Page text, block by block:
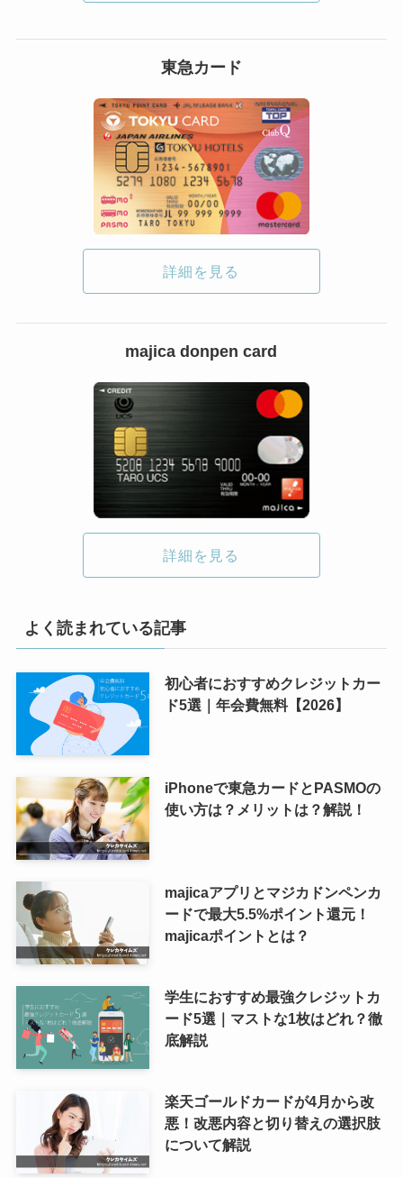
東急カード
詳細を見る
majica donpen card
詳細を見る
よく読まれている記事
初心者におすすめクレジットカー
ド5選｜年会費無料【2026】
iPhoneで東急カードとPASMOの
使い方は？メリットは？解説！
majicaアプリとマジカドンペンカ
ードで最大5.5%ポイント還元！
majicaポイントとは？
学生におすすめ最強クレジットカ
ード5選｜マストな1枚はどれ？徹
底解説
楽天ゴールドカードが4月から改
悪！改悪内容と切り替えの選択肢
について解説